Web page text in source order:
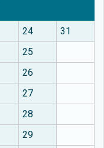
24
31
25
26
27
28
29